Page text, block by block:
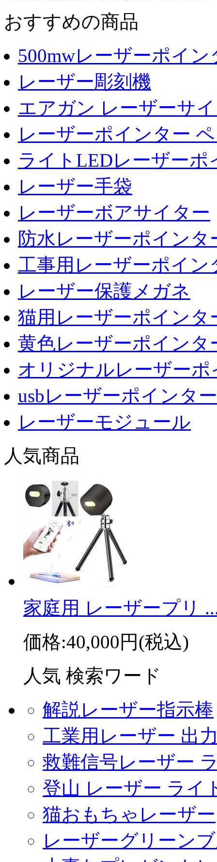
おすすめの商品
500mwレーザーポイン
レーザー彫刻機
エアガン レーザーサ
レーザーポインター
ライトLEDレーザーポ
レーザー手袋
レーザーボアサイター
防水レーザーポインタ
工事用レーザーポイン
レーザー保護メガネ
猫用レーザーポインタ
黄色レーザーポインタ
オリジナルレーザーポ
usbレーザーポインター
レーザーモジュール
人気商品
家庭用 レーザープリ
価格:40,000円(税込)
人気 検索ワード
解説レーザー指示棒
工業用レーザー 出
救難信号レーザー
登山 レーザー ライ
猫おもちゃレーザー
レーザーグリーン